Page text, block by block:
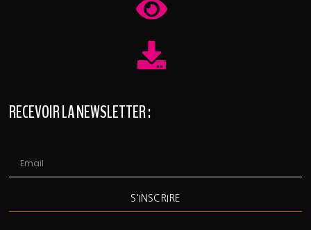
RECEVOIR LA NEWSLETTER :
S'INSCRIRE